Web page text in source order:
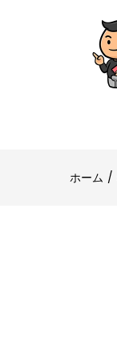
ホーム